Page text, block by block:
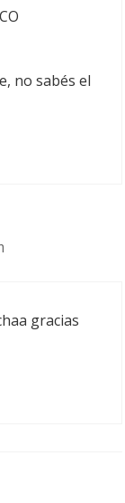
no sabés el
gracias